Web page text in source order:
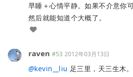
早睡＋心情平静。如果不介意你
然后就能知道个大概了。
raven #53 2012年03月13日
@kevin__liu 足三里，天三生木